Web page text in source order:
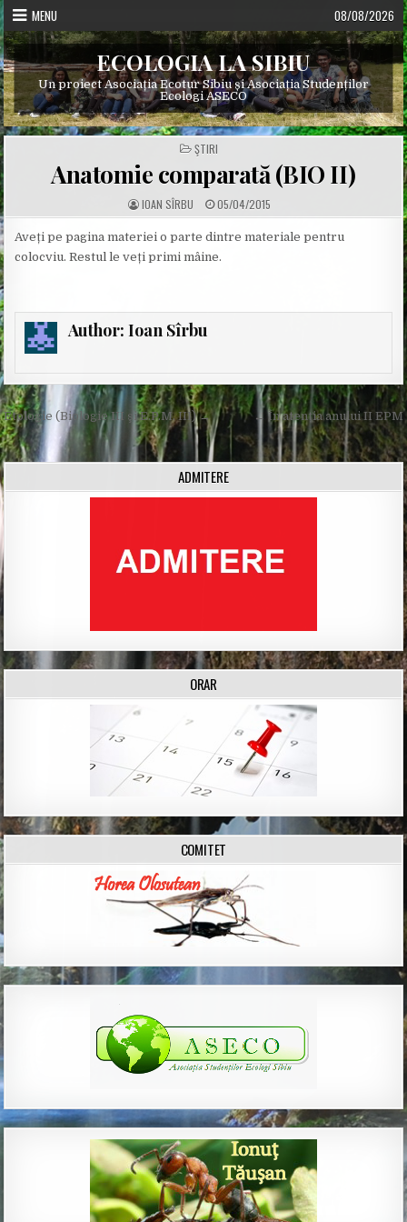
Skip
to
content
MENU 08/08/2026
ECOLOGIA LA SIBIU
Un proiect Asociația Ecotur Sibiu și Asociația Studenților
Ecologi ASECO
POSTED
IN
ŞTIRI
Anatomie comparată (BIO II)
A
U
H
R
:
IOAN SÎRBU P
U
L
S
A
05/04/2015
Aveți pe pagina materiei o parte dintre materiale pentru
colocviu. Restul le veți primi mâine.
Author: Ioan Sîrbu
Post
navigation
← În atenția anului II EPM
Etologie (Biologie III şi E.P.M. III) →
ADMITERE
ORAR
COMITET